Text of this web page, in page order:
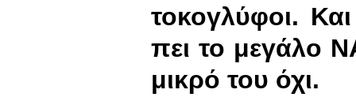
τοκογλύφοι.
πει το μεγάλο
μικρό του όχι.